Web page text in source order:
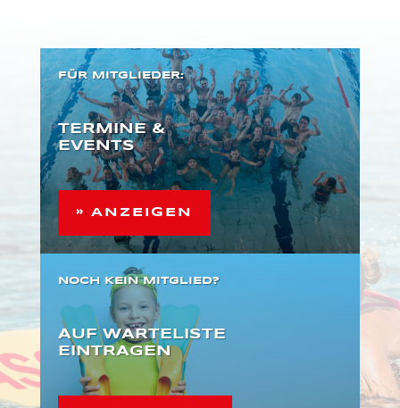
FÜR MITGLIEDER:
TERMINE &
EVENTS
» ANZEIGEN
NOCH KEIN MITGLIED?
AUF WARTELISTE
EINTRAGEN